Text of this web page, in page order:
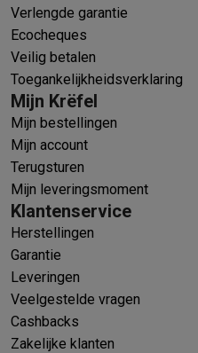
Verlengde garantie
Ecocheques
Veilig betalen
Toegankelijkheidsverklaring
Mijn Krëfel
Mijn bestellingen
Mijn account
Terugsturen
Mijn leveringsmoment
Klantenservice
Herstellingen
Garantie
Leveringen
Veelgestelde vragen
Cashbacks
Zakelijke klanten